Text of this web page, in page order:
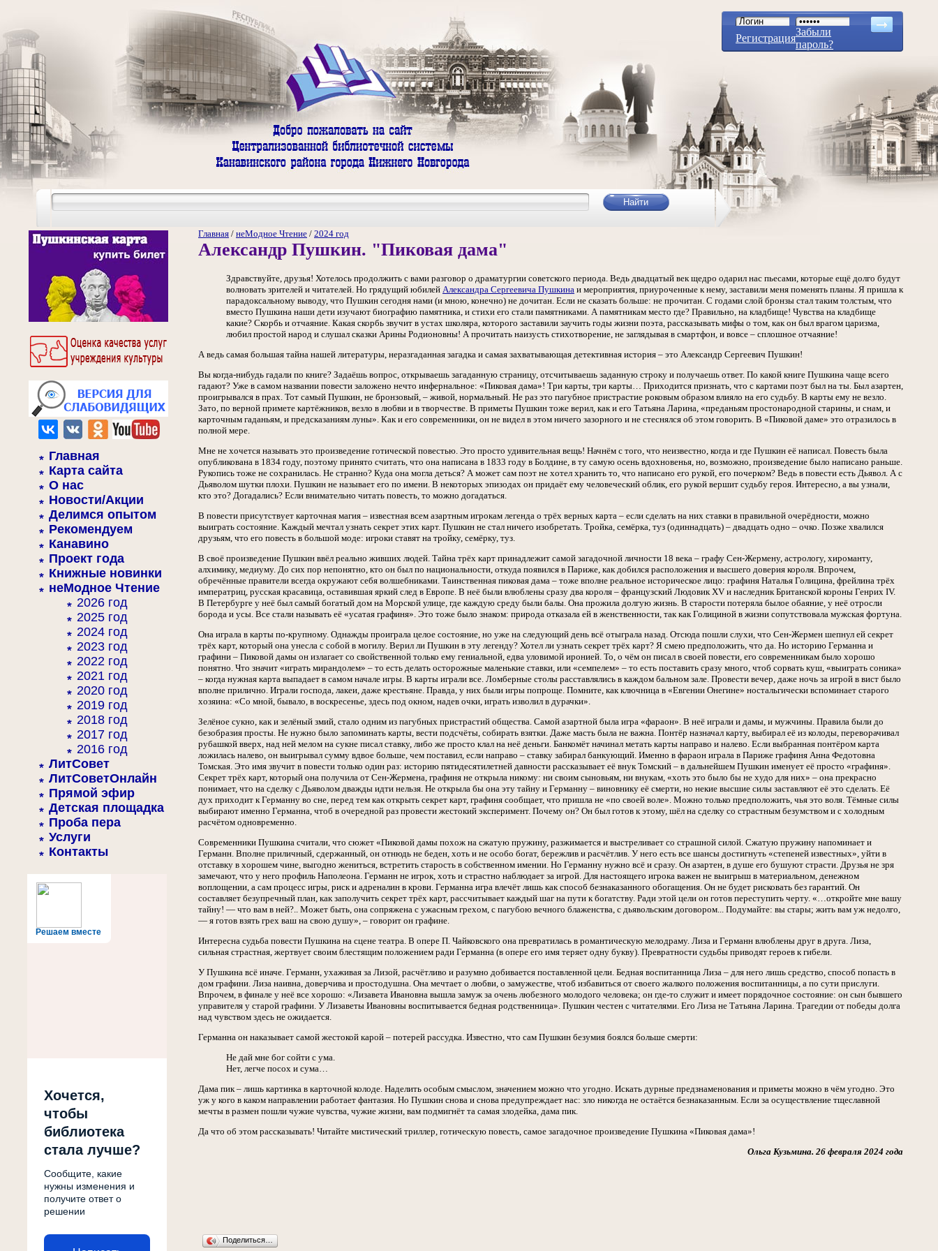
Регистрация
Забыли
пароль?
Главная
Карта сайта
О нас
Новости/Акции
Делимся опытом
Рекомендуем
Канавино
Проект года
Книжные новинки
неМодное Чтение
2026 год
2025 год
2024 год
2023 год
2022 год
2021 год
2020 год
2019 год
2018 год
2017 год
2016 год
ЛитСовет
ЛитСоветОнлайн
Прямой эфир
Детская площадка
Проба пера
Услуги
Контакты
Решаем вместе
Хочется,
чтобы
библиотека
стала лучше?
Сообщите, какие
нужны изменения и
получите ответ о
решении
Главная / неМодное Чтение / 2024 год
Александр Пушкин. "Пиковая дама"
Здравствуйте, друзья! Хотелось продолжить с вами разговор о драматургии советского периода. Ведь двадцатый век щедро одарил нас пьесами, которые ещё долго будут
волновать зрителей и читателей. Но грядущий юбилей Александра Сергеевича Пушкина и мероприятия, приуроченные к нему, заставили меня поменять планы. Я пришла к
парадоксальному выводу, что Пушкин сегодня нами (и мною, конечно) не дочитан. Если не сказать больше: не прочитан. С годами слой бронзы стал таким толстым, что
вместо Пушкина наши дети изучают биографию памятника, и стихи его стали памятниками. А памятникам место где? Правильно, на кладбище! Чувства на кладбище
какие? Скорбь и отчаяние. Какая скорбь звучит в устах школяра, которого заставили заучить годы жизни поэта, рассказывать мифы о том, как он был врагом царизма,
любил простой народ и слушал сказки Арины Родионовны! А прочитать наизусть стихотворение, не заглядывая в смартфон, и вовсе – сплошное отчаяние!
А ведь самая большая тайна нашей литературы, неразгаданная загадка и самая захватывающая детективная история – это Александр Сергеевич Пушкин!
Вы когда-нибудь гадали по книге? Задаёшь вопрос, открываешь загаданную страницу, отсчитываешь заданную строку и получаешь ответ. По какой книге Пушкина чаще всего
гадают? Уже в самом названии повести заложено нечто инфернальное: «Пиковая дама»! Три карты, три карты… Приходится признать, что с картами поэт был на ты. Был азартен,
проигрывался в прах. Тот самый Пушкин, не бронзовый, – живой, нормальный. Не раз это пагубное пристрастие роковым образом влияло на его судьбу. В карты ему не везло.
Зато, по верной примете картёжников, везло в любви и в творчестве. В приметы Пушкин тоже верил, как и его Татьяна Ларина, «преданьям простонародной старины, и снам, и
карточным гаданьям, и предсказаниям луны». Как и его современники, он не видел в этом ничего зазорного и не стеснялся об этом говорить. В «Пиковой даме» это отразилось в
полной мере.
Мне не хочется называть это произведение готической повестью. Это просто удивительная вещь! Начнём с того, что неизвестно, когда и где Пушкин её написал. Повесть была
опубликована в 1834 году, поэтому принято считать, что она написана в 1833 году в Болдине, в ту самую осень вдохновенья, но, возможно, произведение было написано раньше.
Рукопись тоже не сохранилась. Не странно? Куда она могла деться? А может сам поэт не хотел хранить то, что написано его рукой, его почерком? Ведь в повести есть Дьявол. А с
Дьяволом шутки плохи. Пушкин не называет его по имени. В некоторых эпизодах он придаёт ему человеческий облик, его рукой вершит судьбу героя. Интересно, а вы узнали,
кто это? Догадались? Если внимательно читать повесть, то можно догадаться.
В повести присутствует карточная магия – известная всем азартным игрокам легенда о трёх верных карта – если сделать на них ставки в правильной очерёдности, можно
выиграть состояние. Каждый мечтал узнать секрет этих карт. Пушкин не стал ничего изобретать. Тройка, семёрка, туз (одиннадцать) – двадцать одно – очко. Позже хвалился
друзьям, что его повесть в большой моде: игроки ставят на тройку, семёрку, туз.
В своё произведение Пушкин ввёл реально живших людей. Тайна трёх карт принадлежит самой загадочной личности 18 века – графу Сен-Жермену, астрологу, хироманту,
алхимику, медиуму. До сих пор непонятно, кто он был по национальности, откуда появился в Париже, как добился расположения и высшего доверия короля. Впрочем,
обречённые правители всегда окружают себя волшебниками. Таинственная пиковая дама – тоже вполне реальное историческое лицо: графиня Наталья Голицина, фрейлина трёх
императриц, русская красавица, оставившая яркий след в Европе. В неё были влюблены сразу два короля – французский Людовик XV и наследник Британской короны Генрих IV.
В Петербурге у неё был самый богатый дом на Морской улице, где каждую среду были балы. Она прожила долгую жизнь. В старости потеряла былое обаяние, у неё отросли
борода и усы. Все стали называть её «усатая графиня». Это тоже было знаком: природа отказала ей в женственности, так как Голициной в жизни сопутствовала мужская фортуна.
Она играла в карты по-крупному. Однажды проиграла целое состояние, но уже на следующий день всё отыграла назад. Отсюда пошли слухи, что Сен-Жермен шепнул ей секрет
трёх карт, который она унесла с собой в могилу. Верил ли Пушкин в эту легенду? Хотел ли узнать секрет трёх карт? Я смею предположить, что да. Но историю Германна и
графини – Пиковой дамы он излагает со свойственной только ему гениальной, едва уловимой иронией. То, о чём он писал в своей повести, его современникам было хорошо
понятно. Что значит «играть мирандолем» – то есть делать осторожные маленькие ставки, или «семпелем» – то есть поставить сразу много, чтоб сорвать куш, «выиграть соника»
– когда нужная карта выпадает в самом начале игры. В карты играли все. Ломберные столы расставлялись в каждом бальном зале. Провести вечер, даже ночь за игрой в вист было
вполне прилично. Играли господа, лакеи, даже крестьяне. Правда, у них были игры попроще. Помните, как ключница в «Евгении Онегине» ностальгически вспоминает старого
хозяина: «Со мной, бывало, в воскресенье, здесь под окном, надев очки, играть изволил в дурачки».
Зелёное сукно, как и зелёный змий, стало одним из пагубных пристрастий общества. Самой азартной была игра «фараон». В неё играли и дамы, и мужчины. Правила были до
безобразия просты. Не нужно было запоминать карты, вести подсчёты, собирать взятки. Даже масть была не важна. Понтёр назначал карту, выбирал её из колоды, переворачивал
рубашкой вверх, над ней мелом на сукне писал ставку, либо же просто клал на неё деньги. Банкомёт начинал метать карты направо и налево. Если выбранная понтёром карта
ложилась налево, он выигрывал сумму вдвое больше, чем поставил, если направо – ставку забирал банкующий. Именно в фараон играла в Париже графиня Анна Федотовна
Томская. Это имя звучит в повести только один раз: историю пятидесятилетней давности рассказывает её внук Томский – в дальнейшем Пушкин именует её просто «графиня».
Секрет трёх карт, который она получила от Сен-Жермена, графиня не открыла никому: ни своим сыновьям, ни внукам, «хоть это было бы не худо для них» – она прекрасно
понимает, что на сделку с Дьяволом дважды идти нельзя. Не открыла бы она эту тайну и Германну – виновнику её смерти, но некие высшие силы заставляют её это сделать. Её
дух приходит к Германну во сне, перед тем как открыть секрет карт, графиня сообщает, что пришла не «по своей воле». Можно только предположить, чья это воля. Тёмные силы
выбирают именно Германна, чтоб в очередной раз провести жестокий эксперимент. Почему он? Он был готов к этому, шёл на сделку со страстным безумством и с холодным
расчётом одновременно.
Современники Пушкина считали, что сюжет «Пиковой дамы похож на сжатую пружину, разжимается и выстреливает со страшной силой. Сжатую пружину напоминает и
Германн. Вполне приличный, сдержанный, он отнюдь не беден, хоть и не особо богат, бережлив и расчётлив. У него есть все шансы достигнуть «степеней известных», уйти в
отставку в хорошем чине, выгодно жениться, встретить старость в собственном имении. Но Германну нужно всё и сразу. Он азартен, в душе его бушуют страсти. Друзья не зря
замечают, что у него профиль Наполеона. Германн не игрок, хоть и страстно наблюдает за игрой. Для настоящего игрока важен не выигрыш в материальном, денежном
воплощении, а сам процесс игры, риск и адреналин в крови. Германна игра влечёт лишь как способ безнаказанного обогащения. Он не будет рисковать без гарантий. Он
составляет безупречный план, как заполучить секрет трёх карт, рассчитывает каждый шаг на пути к богатству. Ради этой цели он готов переступить черту. «…откройте мне вашу
тайну! — что вам в ней?.. Может быть, она сопряжена с ужасным грехом, с пагубою вечного блаженства, с дьявольским договором... Подумайте: вы стары; жить вам уж недолго,
— я готов взять грех ваш на свою душу», – говорит он графине.
Интересна судьба повести Пушкина на сцене театра. В опере П. Чайковского она превратилась в романтическую мелодраму. Лиза и Германн влюблены друг в друга. Лиза,
сильная страстная, жертвует своим блестящим положением ради Германна (в опере его имя теряет одну букву). Превратности судьбы приводят героев к гибели.
У Пушкина всё иначе. Германн, ухаживая за Лизой, расчётливо и разумно добивается поставленной цели. Бедная воспитанница Лиза – для него лишь средство, способ попасть в
дом графини. Лиза наивна, доверчива и простодушна. Она мечтает о любви, о замужестве, чтоб избавиться от своего жалкого положения воспитанницы, а по сути прислуги.
Впрочем, в финале у неё все хорошо: «Лизавета Ивановна вышла замуж за очень любезного молодого человека; он где-то служит и имеет порядочное состояние: он сын бывшего
управителя у старой графини. У Лизаветы Ивановны воспитывается бедная родственница». Пушкин честен с читателями. Его Лиза не Татьяна Ларина. Трагедии от победы долга
над чувством здесь не ожидается.
Германна он наказывает самой жестокой карой – потерей рассудка. Известно, что сам Пушкин безумия боялся больше смерти:
Не дай мне бог сойти с ума.
Нет, легче посох и сума…
Дама пик – лишь картинка в карточной колоде. Наделить особым смыслом, значением можно что угодно. Искать дурные предзнаменования и приметы можно в чём угодно. Это
уж у кого в каком направлении работает фантазия. Но Пушкин снова и снова предупреждает нас: зло никогда не остаётся безнаказанным. Если за осуществление тщеславной
мечты в размен пошли чужие чувства, чужие жизни, вам подмигнёт та самая злодейка, дама пик.
Да что об этом рассказывать! Читайте мистический триллер, готическую повесть, самое загадочное произведение Пушкина «Пиковая дама»!
Ольга Кузьмина. 26 февраля 2024 года
Поделиться…